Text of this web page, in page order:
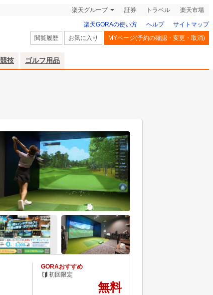
楽天グループ 証券 トラベル 楽天市場
楽天GORAの使い方 ヘルプ
サイトマップ
閲覧履歴
お気に入り MYページ(予約の確認・変更・取消)
競技 ゴルフ用品
GORAおすすめ
初回限定
無料